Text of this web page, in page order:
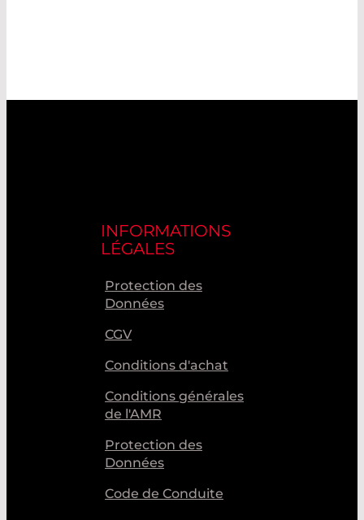
INFORMATIONS
LÉGALES
Protection des
Données
CGV
Conditions d'achat
Conditions générales
de l'AMR
Protection des
Données
Code de Conduite